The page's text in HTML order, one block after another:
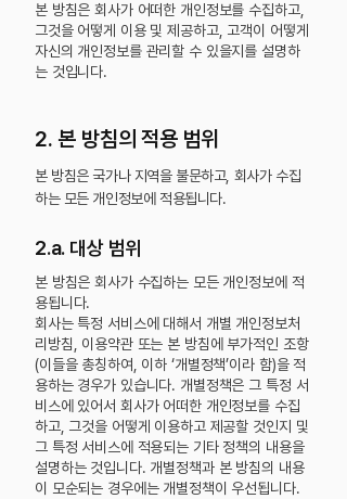
본 방침은 회사가 어떠한 개인정보를 수집하고,
그것을 어떻게 이용 및 제공하고, 고객이 어떻게
자신의 개인정보를 관리할 수 있을지를 설명하
는 것입니다.
2. 본 방침의 적용 범위
본 방침은 국가나 지역을 불문하고, 회사가 수집
하는 모든 개인정보에 적용됩니다.
2.a. 대상 범위
본 방침은 회사가 수집하는 모든 개인정보에 적
용됩니다.
회사는 특정 서비스에 대해서 개별 개인정보처
리방침, 이용약관 또는 본 방침에 부가적인 조항
(이들을 총칭하여, 이하 ‘개별정책’이라 함)을 적
용하는 경우가 있습니다. 개별정책은 그 특정 서
비스에 있어서 회사가 어떠한 개인정보를 수집
하고, 그것을 어떻게 이용하고 제공할 것인지 및
그 특정 서비스에 적용되는 기타 정책의 내용을
설명하는 것입니다. 개별정책과 본 방침의 내용
이 모순되는 경우에는 개별정책이 우선됩니다.